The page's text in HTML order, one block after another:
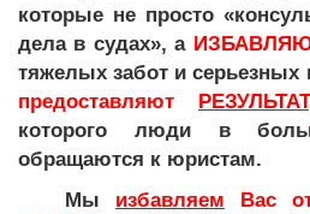
которые не просто
дела в судах», а
тяжелых забот и серьезных
предоставляют РЕЗУЛЬТАТ
которого люди в
обращаются к юристам.
Мы избавляем Вас